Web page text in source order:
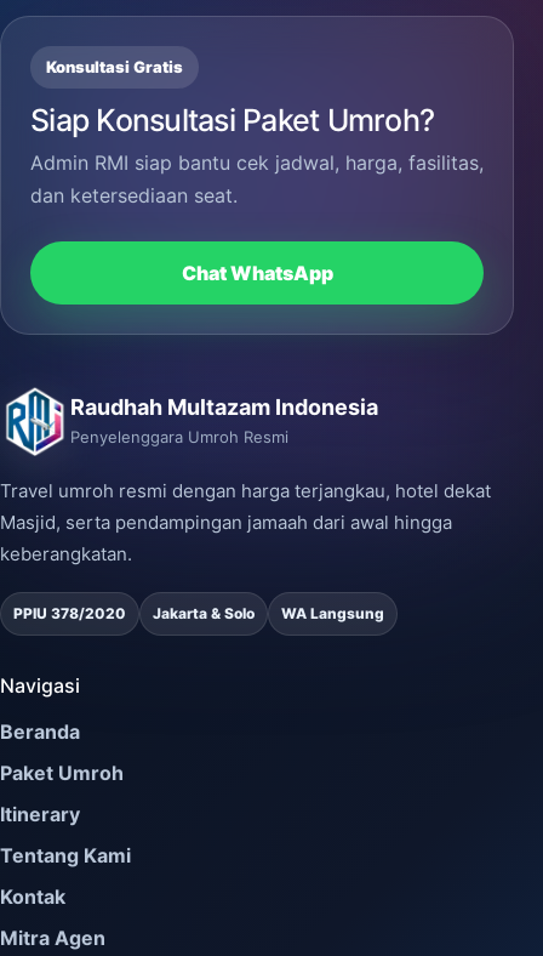
Konsultasi Gratis
Siap Konsultasi Paket Umroh?
Admin RMI siap bantu cek jadwal, harga, fasilitas,
dan ketersediaan seat.
Chat WhatsApp
Raudhah Multazam Indonesia
Penyelenggara Umroh Resmi
Travel umroh resmi dengan harga terjangkau, hotel dekat
Masjid, serta pendampingan jamaah dari awal hingga
keberangkatan.
PPIU 378/2020 Jakarta & Solo WA Langsung
Navigasi
Beranda
Paket Umroh
Itinerary
Tentang Kami
Kontak
Mitra Agen